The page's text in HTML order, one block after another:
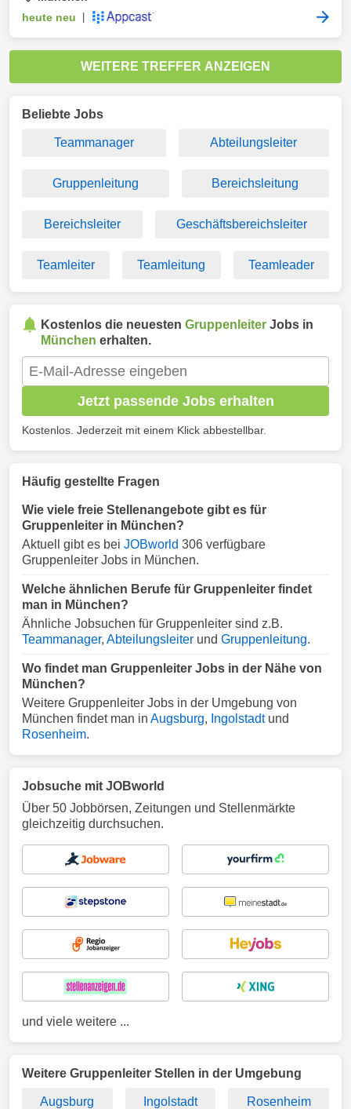
heute neu
WEITERE TREFFER ANZEIGEN
Beliebte Jobs
Teammanager Abteilungsleiter
Gruppenleitung Bereichsleitung
Bereichsleiter Geschäftsbereichsleiter
Teamleiter Teamleitung Teamleader
Kostenlos die neuesten Gruppenleiter Jobs in
München erhalten.
Jetzt passende Jobs erhalten
Kostenlos. Jederzeit mit einem Klick abbestellbar.
Häufig gestellte Fragen
Wie viele freie Stellenangebote gibt es für
Gruppenleiter in München?
Aktuell gibt es bei JOBworld 306 verfügbare
Gruppenleiter Jobs in München.
Welche ähnlichen Berufe für Gruppenleiter findet
man in München?
Ähnliche Jobsuchen für Gruppenleiter sind z.B.
Teammanager, Abteilungsleiter und Gruppenleitung.
Wo findet man Gruppenleiter Jobs in der Nähe von
München?
Weitere Gruppenleiter Jobs in der Umgebung von
München findet man in Augsburg, Ingolstadtund
Rosenheim.
Jobsuche mit JOBworld
Über 50 Jobbörsen, Zeitungen und Stellenmärkte
gleichzeitig durchsuchen.
und viele weitere ...
Weitere Gruppenleiter Stellen in der Umgebung
Augsburg Ingolstadt Rosenheim